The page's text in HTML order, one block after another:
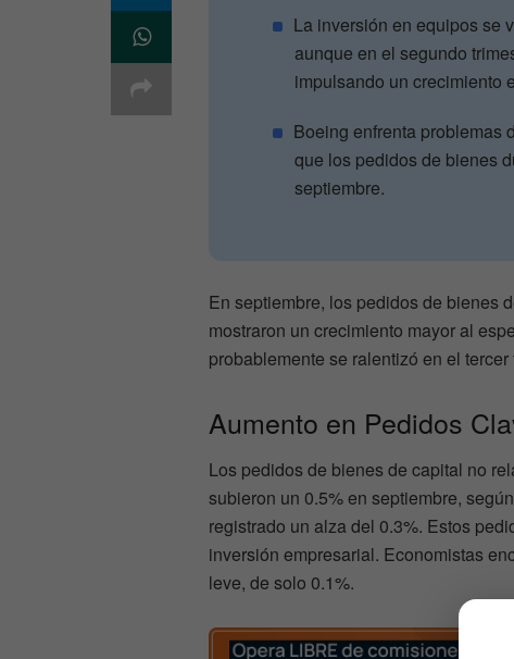
La inversión en equipos se
aunque en el segundo
impulsando un crecimiento
Boeing enfrenta problemas
que los pedidos de bienes
septiembre.
En septiembre, los pedidos de bienes
mostraron un crecimiento mayor al
probablemente se ralentizó en el tercer
Aumento en Pedidos
Los pedidos de bienes de capital no
subieron un 0.5% en septiembre,
registrado un alza del 0.3%. Estos
inversión empresarial. Economistas
leve, de solo 0.1%.